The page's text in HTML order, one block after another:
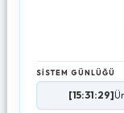
SİSTEM GÜNLÜĞÜ
Ürün verisi